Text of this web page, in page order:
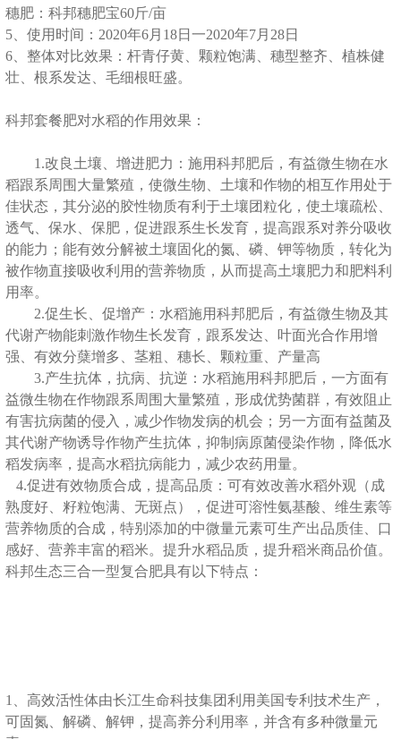
穗肥：科邦穗肥宝60斤/亩
5、使用时间：2020年6月18日一2020年7月28日
6、整体对比效果：杆青仔黄、颗粒饱满、穗型整齐、植株健
壮、根系发达、毛细根旺盛。
科邦套餐肥对水稻的作用效果：
1.改良土壤、增进肥力：施用科邦肥后，有益微生物在水
稻跟系周围大量繁殖，使微生物、土壤和作物的相互作用处于
佳状态，其分泌的胶性物质有利于土壤团粒化，使土壤疏松、
透气、保水、保肥，促进跟系生长发育，提高跟系对养分吸收
的能力；能有效分解被土壤固化的氮、磷、钾等物质，转化为
被作物直接吸收利用的营养物质，从而提高土壤肥力和肥料利
用率。
2.促生长、促增产：水稻施用科邦肥后，有益微生物及其
代谢产物能刺激作物生长发育，跟系发达、叶面光合作用增
强、有效分蘖增多、茎粗、穗长、颗粒重、产量高
3.产生抗体，抗病、抗逆：水稻施用科邦肥后，一方面有
益微生物在作物跟系周围大量繁殖，形成优势菌群，有效阻止
有害抗病菌的侵入，减少作物发病的机会；另一方面有益菌及
其代谢产物诱导作物产生抗体，抑制病原菌侵染作物，降低水
稻发病率，提高水稻抗病能力，减少农药用量。
4.促进有效物质合成，提高品质：可有效改善水稻外观（成
熟度好、籽粒饱满、无斑点），促进可溶性氨基酸、维生素等
营养物质的合成，特别添加的中微量元素可生产出品质佳、口
感好、营养丰富的稻米。提升水稻品质，提升稻米商品价值。
科邦生态三合一型复合肥具有以下特点：
1、高效活性体由长江生命科技集团利用美国专利技术生产，
可固氮、解磷、解钾，提高养分利用率，并含有多种微量元